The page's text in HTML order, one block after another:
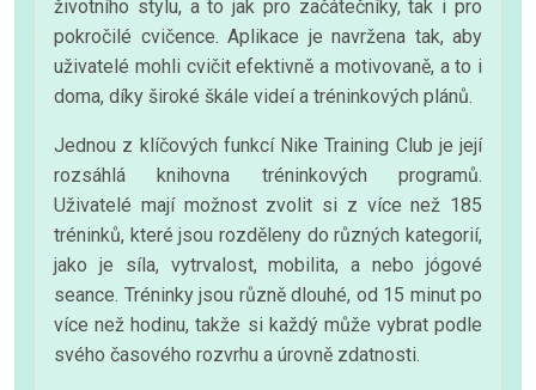
životního stylu, a to jak pro začátečníky, tak i pro
pokročilé cvičence. Aplikace je navržena tak, aby
uživatelé mohli cvičit efektivně a motivovaně, a to i
doma, díky široké škále videí a tréninkových plánů.
Jednou z klíčových funkcí Nike Training Club je její
rozsáhlá knihovna tréninkových programů.
Uživatelé mají možnost zvolit si z více než 185
tréninků, které jsou rozděleny do různých kategorií,
jako je síla, vytrvalost, mobilita, a nebo jógové
seance. Tréninky jsou různě dlouhé, od 15 minut po
více než hodinu, takže si každý může vybrat podle
svého časového rozvrhu a úrovně zdatnosti.